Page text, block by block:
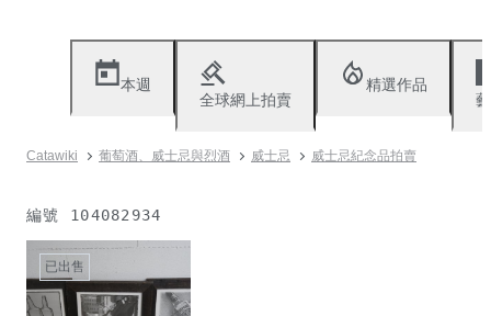
本週
全球網上拍賣
精選作品
Catawiki 葡萄酒、威士忌與烈酒 威士忌 威士忌紀念品拍賣
編號 104082934
已出售